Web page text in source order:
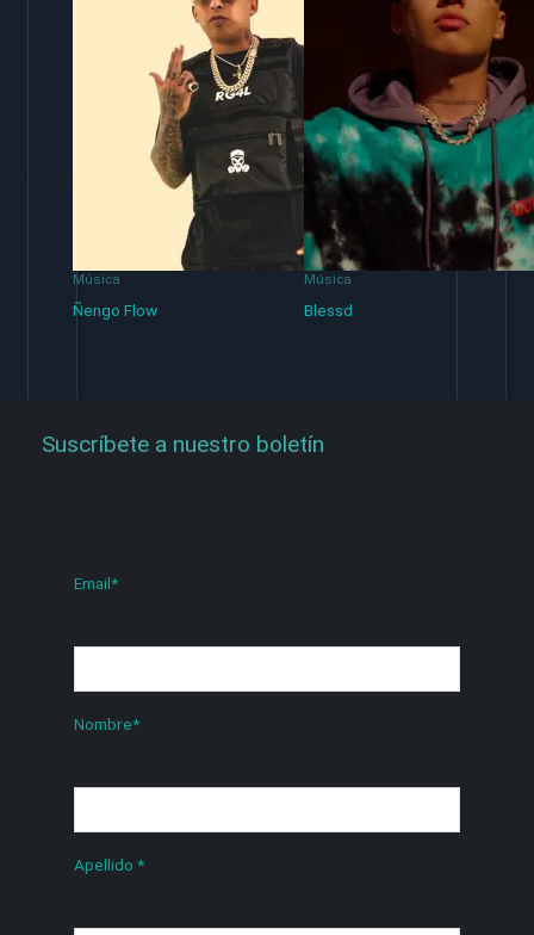
Música
Ñengo Flow
Música
Blessd
Suscríbete a nuestro boletín
Email*
Nombre*
Apellido*